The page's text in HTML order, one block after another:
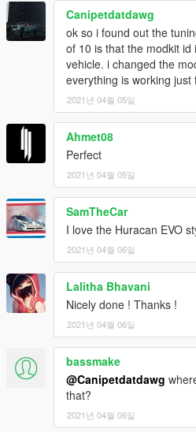
Canipetdatdawg
ok so i found out the
of 10 is that the modkit
vehicle. i changed the
everything is working just
2021년 04월 05일
Ahmet08
Perfect
2021년 04월 05일
SamTheCar
I love the Huracan EVO
2021년 04월 06일
Lalitha Bhavani
Nicely done ! Thanks !
2021년 04월 06일
bassmake
@Canipetdatdawg
that?
2021년 04월 06일